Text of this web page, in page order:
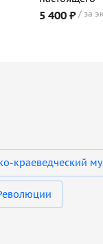
5 400 ₽ за
краеведческий